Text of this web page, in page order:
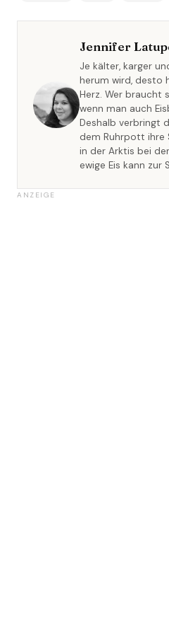
Jennifer
Je kälter, karger
herum wird, desto
Herz. Wer braucht
wenn man auch
Deshalb verbringt
dem Ruhrpott ihre
in der Arktis bei
ewige Eis kann zur
ANZEIGE